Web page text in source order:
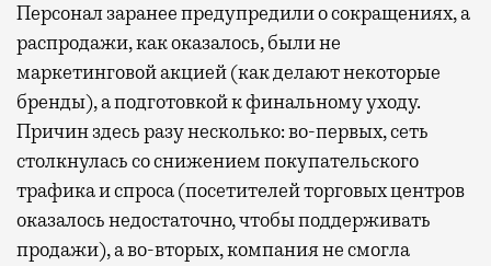
Персонал заранее предупредили о сокращениях, а
распродажи, как оказалось, были не
маркетинговой акцией (как делают некоторые
бренды), а подготовкой к финальному уходу.
Причин здесь разу несколько: во-первых, сеть
столкнулась со снижением покупательского
трафика и спроса (посетителей торговых центров
оказалось недостаточно, чтобы поддерживать
продажи), а во-вторых, компания не смогла